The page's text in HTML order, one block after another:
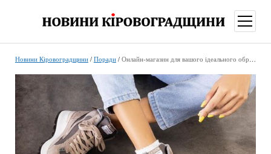
меню
Новини Кіровоградщини/ Поради/ Онлайн-магазин для вашого ідеального образу